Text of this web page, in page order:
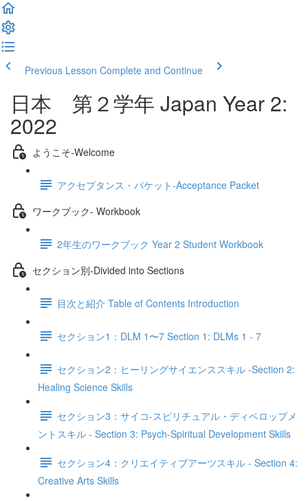
Previous Lesson Complete and Continue
日本 第２学年 Japan Year 2:
2022
ようこそ‐Welcome
アクセプタンス・パケット‐Acceptance Packet
ワークブック- Workbook
2年生のワークブック Year 2 Student Workbook
セクション別‐Divided into Sections
目次と紹介 Table of Contents Introduction
セクション1：DLM 1〜7 Section 1: DLMs 1 - 7
セクション2：ヒーリングサイエンススキル -Section 2:
Healing Science Skills
セクション3：サイコ‐スピリチュアル・ディベロップメ
ントスキル - Section 3: Psych-Spiritual Development Skills
セクション4：クリエイティブアーツスキル - Section 4:
Creative Arts Skills